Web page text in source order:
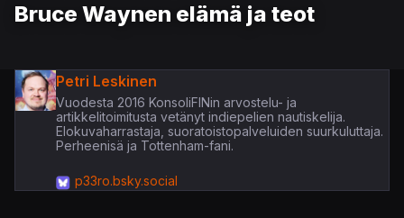
Bruce Waynen elämä ja teot
Petri Leskinen
Vuodesta 2016 KonsoliFINin arvostelu- ja
artikkelitoimitusta vetänyt indiepelien nautiskelija.
Elokuvaharrastaja, suoratoistopalveluiden suurkuluttaja.
Perheenisä ja Tottenham-fani.
p33ro.bsky.social